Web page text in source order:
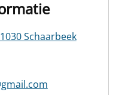
Schaarbeek